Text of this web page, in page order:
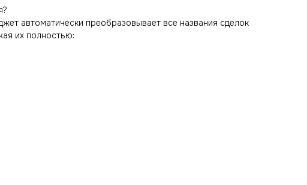
автоматически преобразовывает все названия сделок
их полностью: